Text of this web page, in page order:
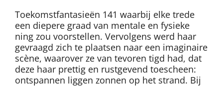
Toekomstfantasieën 141 waarbij elke trede
een diepere graad van mentale en fysieke
ning zou voorstellen. Vervolgens werd haar
gevraagd zich te plaatsen naar een imaginaire
scène, waarover ze van tevoren tigd had, dat
deze haar prettig en rustgevend toescheen:
ontspannen liggen zonnen op het strand. Bij